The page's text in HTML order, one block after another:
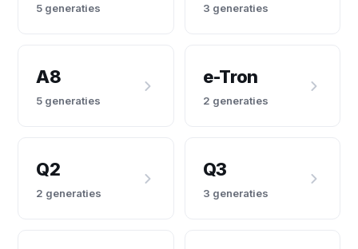
5 generaties 3 generaties
A8
5 generaties
e-Tron
2 generaties
Q2
2 generaties
Q3
3 generaties